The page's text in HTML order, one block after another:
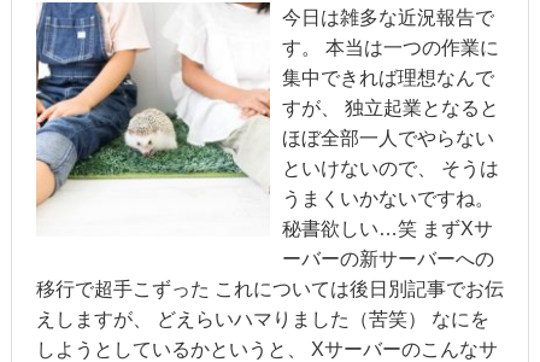
今日は雑多な近況報告で
す。 本当は一つの作業に
集中できれば理想なんで
すが、 独立起業となると
ほぼ全部一人でやらない
といけないので、 そうは
うまくいかないですね。
秘書欲しい…笑 まずXサ
ーバーの新サーバーへの
移行で超手こずった これについては後日別記事でお伝
えしますが、 どえらいハマりました（苦笑） なにを
しようとしているかというと、 Xサーバーのこんなサ